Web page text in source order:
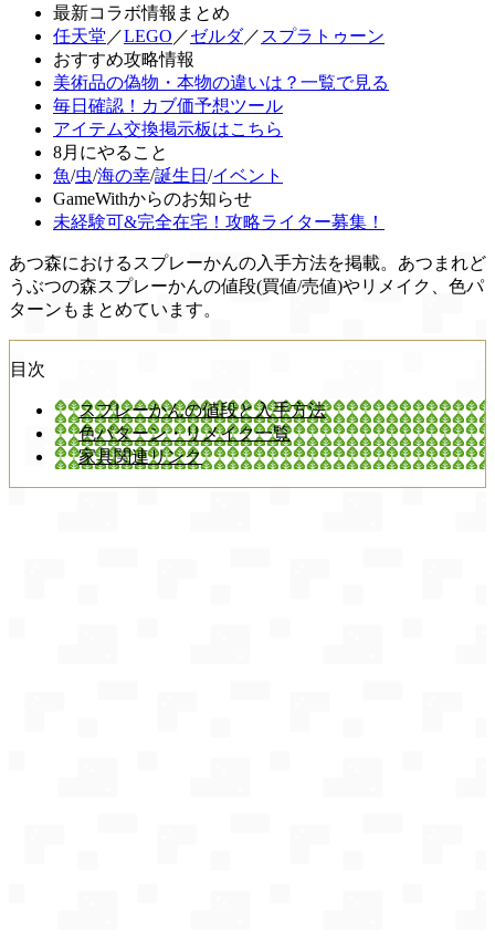
最新コラボ情報まとめ
任天堂 ／LEGO ／ゼルダ／ スプラトゥーン
おすすめ攻略情報
美術品の偽物・本物の違いは？一覧で見る
毎日確認！カブ価予想ツール
アイテム交換掲示板はこちら
8月にやること
魚/虫/海の幸/誕生日 /イベント
GameWithからのお知らせ
未経験可&完全在宅！攻略ライター募集！
あつ森におけるスプレーかんの入手方法を掲載。あつまれど
うぶつの森スプレーかんの値段(買値/売値)やリメイク、色パ
ターンもまとめています。
目次
スプレーかんの値段と入手方法
色パターン・リメイク一覧
家具関連リンク